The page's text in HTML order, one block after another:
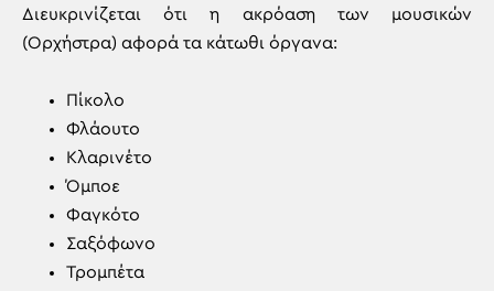
Διευκρινίζεται ότι η ακρόαση των μουσικών
(Ορχήστρα) αφορά τα κάτωθι όργανα:
Πίκολο
Φλάουτο
Κλαρινέτο
Όμποε
Φαγκότο
Σαξόφωνο
Τρομπέτα